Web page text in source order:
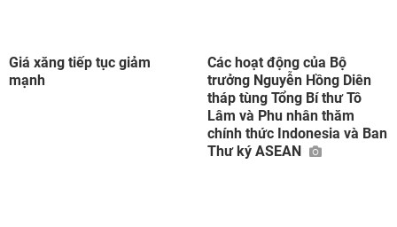
Giá xăng tiếp tục giảm
mạnh
Các hoạt động của Bộ
trưởng Nguyễn Hồng Diên
tháp tùng Tổng Bí thư Tô
Lâm và Phu nhân thăm
chính thức Indonesia và Ban
Thư ký ASEAN